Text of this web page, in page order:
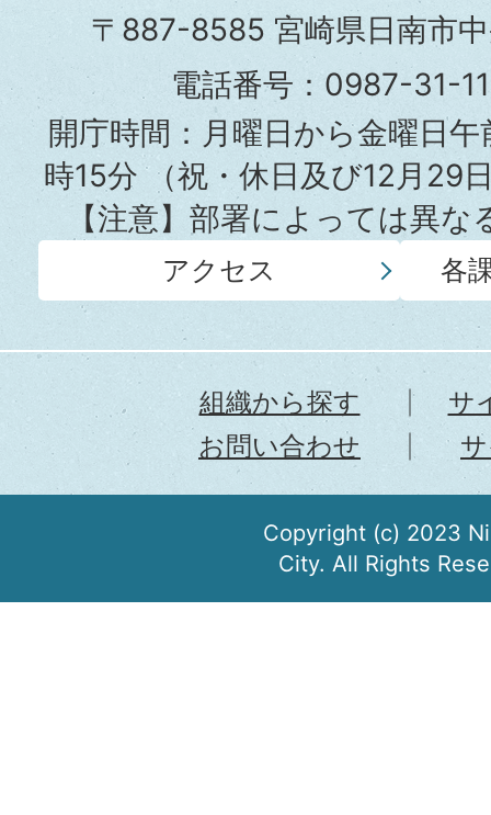
市
役
所
〒887-8585 宮崎県日南市
電話番号：0987-31-
開庁時間：月曜日から金曜日
時15分（祝・休日及び12月29
【注意】部署によっては異
アクセス 各
組織から探す
サ
お問い合わせ
Copyright (c) 2023
City. All Rights